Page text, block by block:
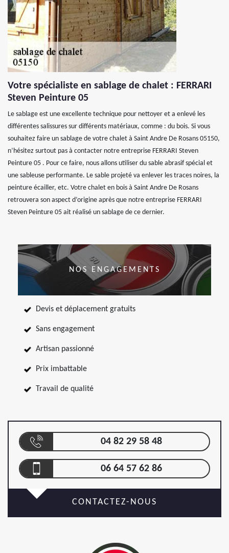
Votre spécialiste en sablage de chalet : FERRARI
Steven Peinture 05
Le sablage est une excellente technique pour nettoyer et a enlevé les
différentes salissures sur différents matériaux, comme : du bois. Si vous
souhaitez faire un sablage de votre chalet à Saint Andre De Rosans 05150,
n’hésitez surtout pas à contacter notre entreprise FERRARI Steven
Peinture 05 . Pour ce faire, nous allons utiliser du sable abrasif spécial et
une sableuse performante. Le sable projeté va enlever les traces noires, la
peinture écailler, etc. Votre chalet en bois à Saint Andre De Rosans
retrouvera son aspect d’origine après que notre entreprise FERRARI
Steven Peinture 05 ait réalisé un sablage de ce dernier.
NOS ENGAGEMENTS
Devis et déplacement gratuits
Sans engagement
Artisan passionné
Prix imbattable
Travail de qualité
04 82 29 58 48
06 64 57 62 86
CONTACTEZ-NOUS